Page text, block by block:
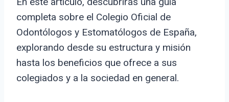
completa sobre el Colegio Oficial de
Odontólogos y Estomatólogos de España,
explorando desde su estructura y misión
hasta los beneficios que ofrece a sus
colegiados y a la sociedad en general.